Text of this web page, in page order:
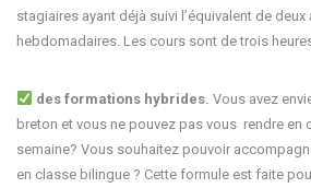
stagiaires ayant déjà suivi l’équivalent de
hebdomadaires. Les cours sont de trois
des formations hybrides. Vous avez
breton et vous ne pouvez pas vous rendre en
semaine? Vous souhaitez pouvoir
en classe bilingue ? Cette formule est faite